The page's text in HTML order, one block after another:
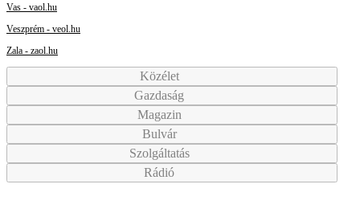
Vas - vaol.hu
Veszprém - veol.hu
Zala - zaol.hu
Közélet
Gazdaság
Magazin
Bulvár
Szolgáltatás
Rádió